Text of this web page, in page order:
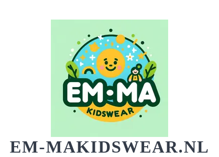
EM-MAKIDSWEAR.NL